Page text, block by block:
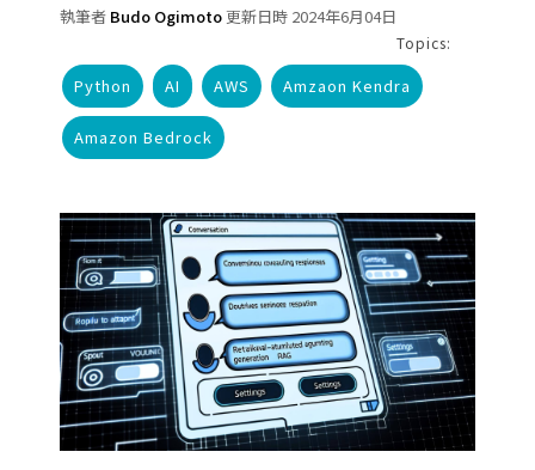
執筆者 Budo Ogimoto更新日時 2024年6月04日
Topics:
Python AI AWS Amzaon Kendra
Amazon Bedrock